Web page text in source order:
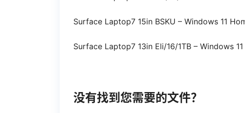
Surface Laptop7 15in BSKU – Windows 11
Surface Laptop7 13in Eli/16/1TB – Windows
没有找到您需要的文件？